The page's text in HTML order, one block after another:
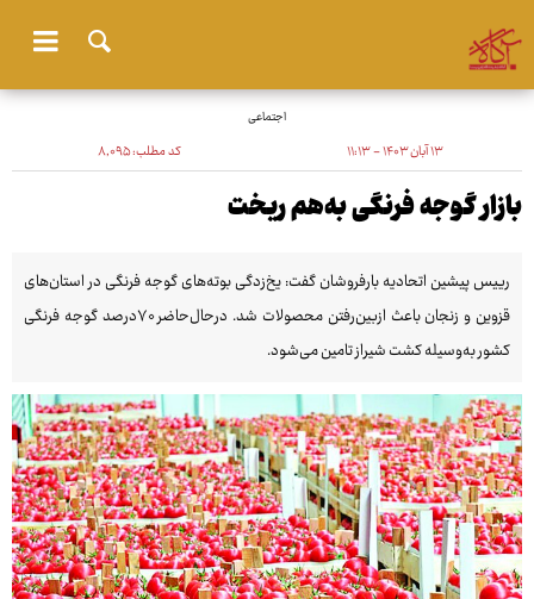
اجتماعی
۱۳ آبان ۱۴۰۳ - ۱۱:۱۳ کد مطلب:۸٬۰۹۵
بازار گوجه فرنگی به‌هم ریخت
رییس پیشین اتحادیه بارفروشان گفت: یخ‌زدگی بوته‌های گوجه فرنگی در استان‌های
قزوین و زنجان باعث ازبین‌رفتن محصولات شد. درحال‌حاضر ۷۰درصد گوجه فرنگی
کشور به‌وسیله کشت شیراز تامین می‌شود.